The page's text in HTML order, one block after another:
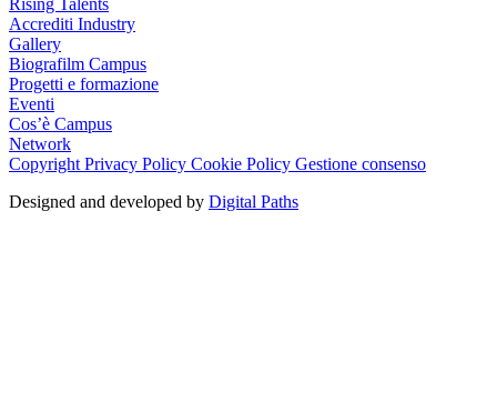
Accrediti Industry
Gallery
Biografilm Campus
Progetti e formazione
Eventi
Cos’è Campus
Network
Copyright Privacy Policy Cookie Policy Gestione consenso
Designed and developed by Digital Paths